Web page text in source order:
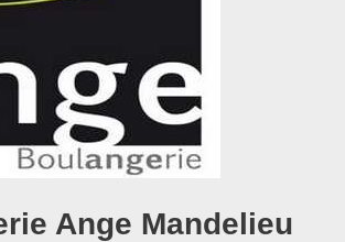
Ange Mandelieu